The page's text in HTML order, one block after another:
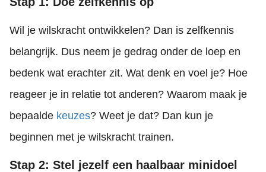
Wil je wilskracht ontwikkelen? Dan is zelfkennis
belangrijk. Dus neem je gedrag onder de loep en
bedenk wat erachter zit. Wat denk en voel je? Hoe
reageer je in relatie tot anderen? Waarom maak je
bepaalde keuzes? Weet je dat? Dan kun je
beginnen met je wilskracht trainen.
Stap 2: Stel jezelf een haalbaar minidoel